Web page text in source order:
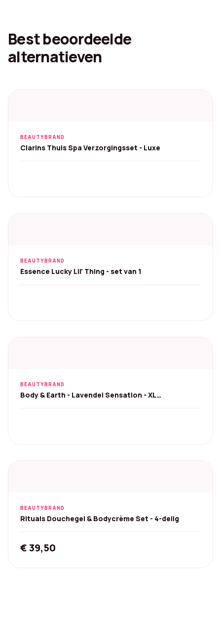
Best beoordeelde
alternatieven
BEAUTYBRAND
Clarins Thuis Spa Verzorgingsset - Luxe
BEAUTYBRAND
Essence Lucky Lil' Thing - set van 1
BEAUTYBRAND
Body & Earth - Lavendel Sensation - XL
BEAUTYBRAND
Rituals Douchegel & Bodycrème Set - 4-delig
€39,50